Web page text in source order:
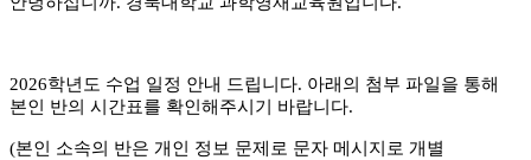
2026학년도 수업 일정 안내 드립니다. 아래의 첨부 파일을 통해
본인 반의 시간표를 확인해주시기 바랍니다.
(본인 소속의 반은 개인 정보 문제로 문자 메시지로 개별